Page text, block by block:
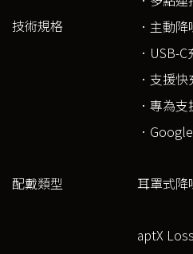
技術規格
．主動
．USB-
．支援快
．專為
．
配戴類型 耳罩式降
aptX